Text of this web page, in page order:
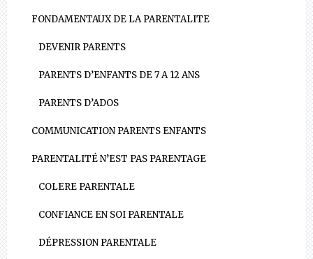
FONDAMENTAUX DE LA PARENTALITE
DEVENIR PARENTS
PARENTS D’ENFANTS DE 7 A 12 ANS
PARENTS D’ADOS
COMMUNICATION PARENTS ENFANTS
PARENTALITÉ N’EST PAS PARENTAGE
COLERE PARENTALE
CONFIANCE EN SOI PARENTALE
DÉPRESSION PARENTALE